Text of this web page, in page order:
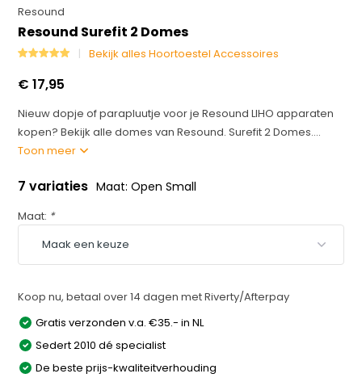
Resound
Resound Surefit 2 Domes
Bekijk alles Hoortoestel Accessoires
€ 17,95
Nieuw dopje of parapluutje voor je Resound LIHO apparaten
kopen? Bekijk alle domes van Resound. Surefit 2 Domes....
Toon meer
7 variaties Maat: Open Small
Maat: *
Koop nu, betaal over 14 dagen met Riverty/Afterpay
Gratis verzonden v.a. €35.- in NL
Sedert 2010 dé specialist
De beste prijs-kwaliteitverhouding